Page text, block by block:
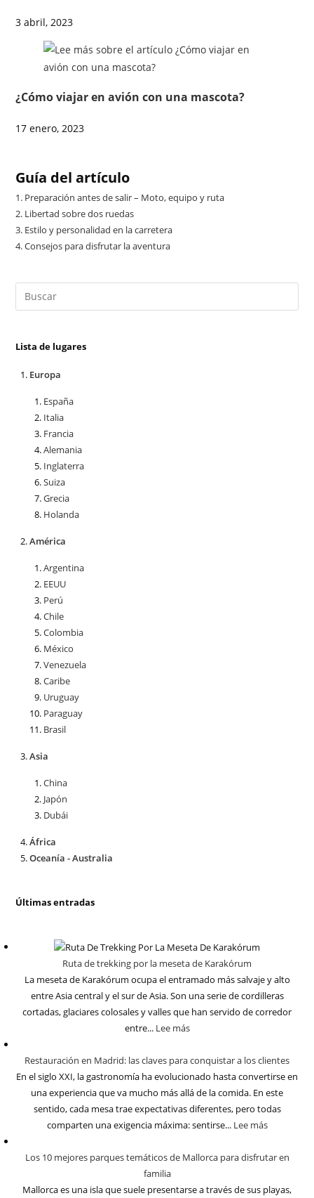
3 abril, 2023
¿Cómo viajar en avión con una mascota?
17 enero, 2023
Guía del artículo
1. Preparación antes de salir – Moto, equipo y ruta
2. Libertad sobre dos ruedas
3. Estilo y personalidad en la carretera
4.Consejos para disfrutar la aventura
Lista de lugares
Europa
España
Italia
Francia
Alemania
Inglaterra
Suiza
Grecia
Holanda
América
Argentina
EEUU
Perú
Chile
Colombia
México
Venezuela
Caribe
Uruguay
Paraguay
Brasil
Asia
China
Japón
Dubái
África
Oceanía - Australia
Últimas entradas
Ruta de trekking por la meseta de Karakórum
La meseta de Karakórum ocupa el entramado más salvaje y alto
entre Asia central y el sur de Asia. Son una serie de cordilleras
cortadas, glaciares colosales y valles que han servido de corredor
entre... Lee más
Restauración en Madrid: las claves para conquistar a los clientes
En el siglo XXI, la gastronomía ha evolucionado hasta convertirse en
una experiencia que va mucho más allá de la comida. En este
sentido, cada mesa trae expectativas diferentes, pero todas
comparten una exigencia máxima: sentirse... Lee más
Los 10 mejores parques temáticos de Mallorca para disfrutar en
familia
Mallorca es una isla que suele presentarse a través de sus playas,